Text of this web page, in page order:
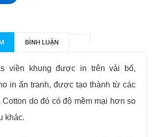
BÌNH LUẬN
viền khung được in trên vải bố,
in ấn tranh, được tạo thành từ các
do đó có độ mềm mại hơn so
khác.